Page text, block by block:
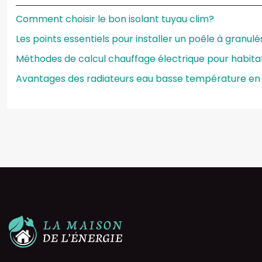
Comment choisir le bon isolant tuyau clim?
Les points essentiels pour installer un poêle à
Méthodes de calcul chauffage électrique pour
Avantages des radiateurs eau basse température